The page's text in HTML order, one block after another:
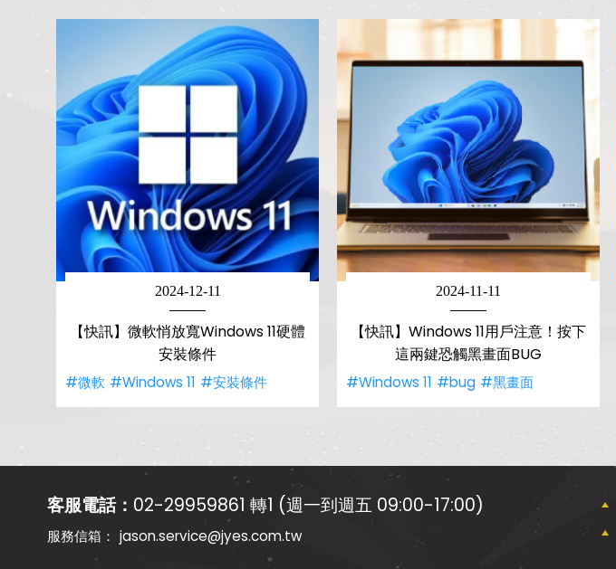
2024-12-11
【快訊】微軟悄放寬Windows 11硬體
安裝條件
#微軟 #Windows 11 #安裝條件
2024-11-11
【快訊】Windows 11用戶注意！按下
這兩鍵恐觸黑畫面BUG
#Windows 11 #bug #黑畫面
客服電話： 02-29959861 轉1 (週一到週五 09:00-17:00)
jason.service@jyes.com.tw